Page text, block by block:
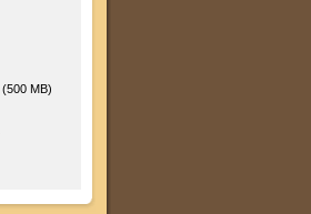
(500 MB)